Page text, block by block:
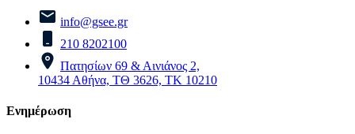
info@gsee.gr
210 8202100
Πατησίων 69 & Αινιάνος 2,
10434 Αθήνα, ΤΘ 3626, ΤΚ 10210
Ενημέρωση